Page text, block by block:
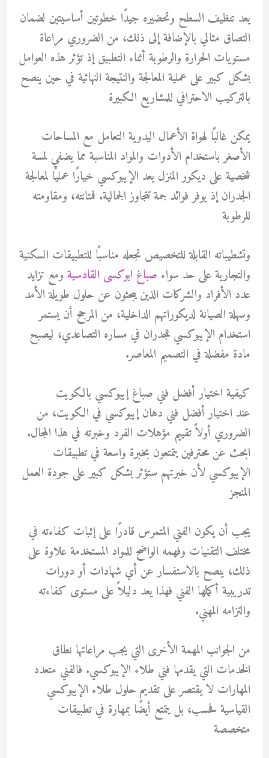
يعد تنظيف السطح وتحضيره جيدًا خطوتين أساسيتين لضمان
التصاق مثالي بالإضافة إلى ذلك، من الضروري مراعاة
مستويات الحرارة والرطوبة أثناء التطبيق إذ تؤثر هذه العوامل
بشكل كبير على عملية المعالجة والنتيجة النهائية في حين ينصح
بالتركيب الاحترافي للمشاريع الكبيرة
يمكن غالبًا لهواة الأعمال اليدوية التعامل مع المساحات
الأصغر باستخدام الأدوات والمواد المناسبة مما يضفي لمسة
شخصية على ديكور المنزل يعد الإيبوكسي خيارًا عمليًا لمعالجة
الجدران إذ يوفر فوائد جمة تتجاوز الجمالية. فمتانته، ومقاومته
للرطوبة
وتشطيباته القابلة للتخصيص تجعله مناسبًا للتطبيقات السكنية
والتجارية على حد سواء صباغ ابوكسى القادسية ومع تزايد
عدد الأفراد والشركات الذين يبحثون عن حلول طويلة الأمد
وسهلة الصيانة لديكوراتهم الداخلية، من المرجح أن يستمر
استخدام الإيبوكسي للجدران في مساره التصاعدي، ليصبح
مادة مفضلة في التصميم المعاصر.
كيفية اختيار أفضل فني صباغ إيبوكسي بالكويت
عند اختيار أفضل فني دهان إيبوكسي في الكويت، من
الضروري أولاً تقييم مؤهلات الفرد وخبرته في هذا المجال.
ابحث عن محترفين يتمتعون بخبرة واسعة في تطبيقات
الإيبوكسي لأن خبرتهم ستؤثر بشكل كبير على جودة العمل
المنجز
يجب أن يكون الفني المتمرس قادرًا على إثبات كفاءته في
مختلف التقنيات وفهمه الواضح للمواد المستخدمة علاوة على
ذلك، ينصح بالاستفسار عن أي شهادات أو دورات
تدريبية أكملها الفني فهذا يعد دليلاً على مستوى كفاءته
والتزامه المهني.
من الجوانب المهمة الأخرى التي يجب مراعاتها نطاق
الخدمات التي يقدمها فني طلاء الإيبوكسي. فالفني متعدد
المهارات لا يقتصر على تقديم حلول طلاء الإيبوكسي
القياسية فحسب، بل يتمتع أيضًا بمهارة في تطبيقات
متخصصة